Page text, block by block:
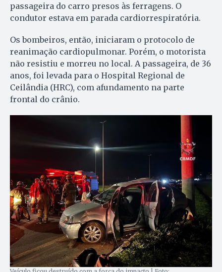
passageira do carro presos às ferragens. O
condutor estava em parada cardiorrespiratória.
Os bombeiros, então, iniciaram o protocolo de
reanimação cardiopulmonar. Porém, o motorista
não resistiu e morreu no local. A passageira, de 36
anos, foi levada para o Hospital Regional de
Ceilândia (HRC), com afundamento na parte
frontal do crânio.